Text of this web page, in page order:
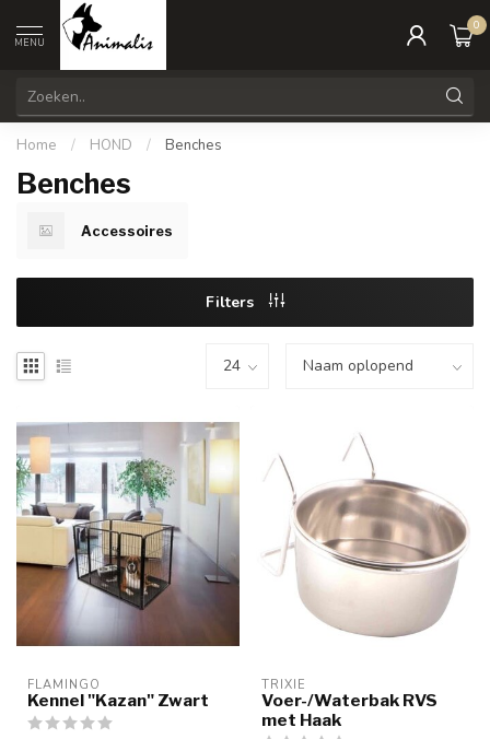
MENU
0
Home / HOND / Benches
Benches
Accessoires
Filters
FLAMINGO
Kennel "Kazan" Zwart
TRIXIE
Voer-/Waterbak RVS
met Haak